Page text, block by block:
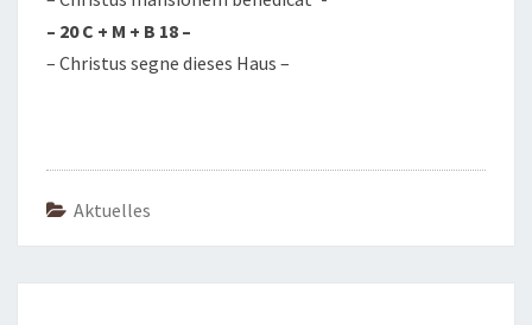
– 20 C + M + B 18 –
– Christus segne dieses Haus –
Aktuelles